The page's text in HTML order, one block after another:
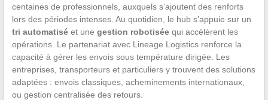
centaines de professionnels, auxquels s’ajoutent des renforts
lors des périodes intenses. Au quotidien, le hub s’appuie sur un
tri automatiséet une gestion robotiséequi accélèrent les
opérations. Le partenariat avec Lineage Logistics renforce la
capacité à gérer les envois sous température dirigée. Les
entreprises, transporteurs et particuliers y trouvent des solutions
adaptées : envois classiques, acheminements internationaux,
ou gestion centralisée des retours.